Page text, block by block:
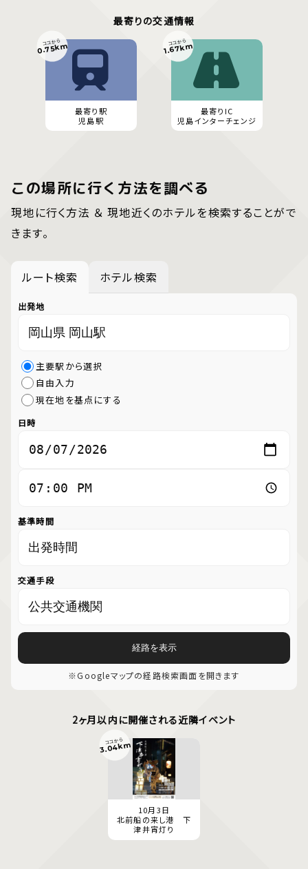
最寄りの交通情報
最寄り駅
児島駅
ココから
0.75km
最寄りIC
児島インターチェンジ
ココから
1.67km
この場所に行く方法を調べる
現地に行く方法 ＆ 現地近くのホテルを検索することがで
きます。
ルート検索 ホテル検索
出発地
主要駅から選択
自由入力
現在地を基点にする
日時
基準時間
交通手段
経路を表示
※Googleマップの経路検索画面を開きます
2ヶ月以内に開催される近隣イベント
10月3日
北前船の来し港 下
津井宵灯り
ココから
3.04km